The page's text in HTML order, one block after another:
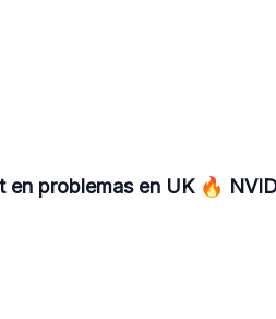
en problemas en UK 🔥